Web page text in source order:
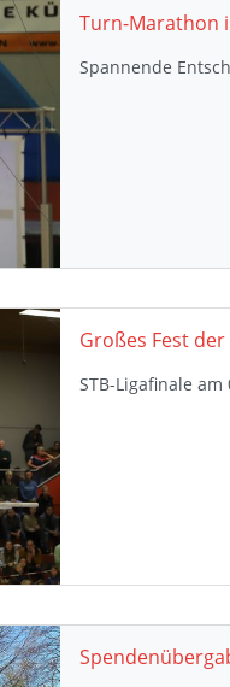
Turn-Marathon
Spannende
Großes Fest
STB-Ligafinale